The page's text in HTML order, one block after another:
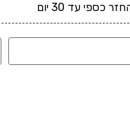
כספי עד 30 יום